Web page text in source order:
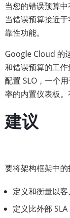
当您的错误预算
当错误预算接近
靠性功能。
Google Cloud 的
和错误预算的工
配置 SLO，一个
率的内置仪表板。
建议
要将架构框架中
定义和衡量以
定义比外部